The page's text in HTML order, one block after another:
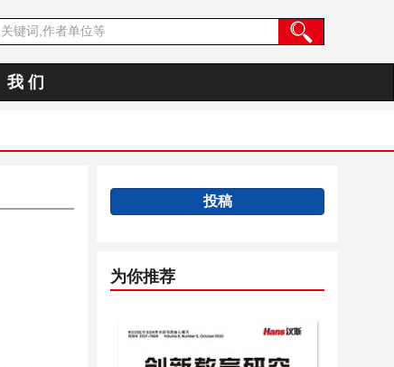
我 们
投稿
为你推荐